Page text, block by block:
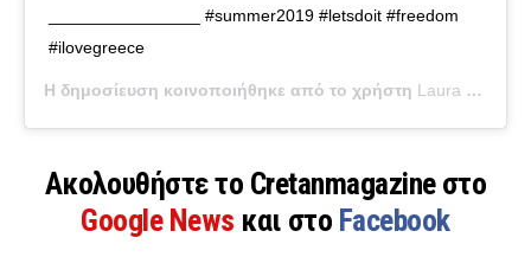
________________ #summer2019 #letsdoit #freedom
#ilovegreece
Η δημοσίευση κοινοποιήθηκε από το χρήστη Laura Narjes
Ακολουθήστε το Cretanmagazine στο
Google News και στο Facebook